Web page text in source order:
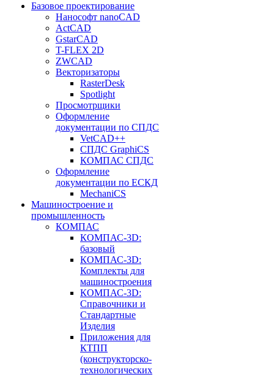
Базовое проектирование
Нанософт nanoCAD
ActCAD
GstarCAD
T-FLEX 2D
ZWCAD
Векторизаторы
RasterDesk
Spotlight
Просмотрщики
Оформление
документации по СПДС
VetCAD++
СПДС GraphiCS
КОМПАС СПДС
Оформление
документации по ЕСКД
MechaniCS
Машиностроение и
промышленность
КОМПАС
КОМПАС-3D:
базовый
КОМПАС-3D:
Комплекты для
машиностроения
КОМПАС-3D:
Справочники и
Стандартные
Изделия
Приложения для
КТПП
(конструкторско-
технологических